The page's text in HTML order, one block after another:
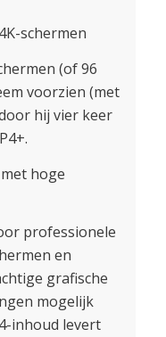
schermen
(of 96
voorzien (met
hij vier keer
hoge
professionele
en
grafische
mogelijk
inhoud levert